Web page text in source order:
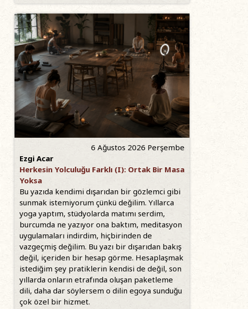
6 Ağustos 2026 Perşembe
Ezgi Acar
Herkesin Yolculuğu Farklı (I): Ortak Bir Masa
Yoksa
Bu yazıda kendimi dışarıdan bir gözlemci gibi
sunmak istemiyorum çünkü değilim. Yıllarca
yoga yaptım, stüdyolarda matımı serdim,
burcumda ne yazıyor ona baktım, meditasyon
uygulamaları indirdim, hiçbirinden de
vazgeçmiş değilim. Bu yazı bir dışarıdan bakış
değil, içeriden bir hesap görme. Hesaplaşmak
istediğim şey pratiklerin kendisi de değil, son
yıllarda onların etrafında oluşan paketleme
dili, daha dar söylersem o dilin egoya sunduğu
çok özel bir hizmet.